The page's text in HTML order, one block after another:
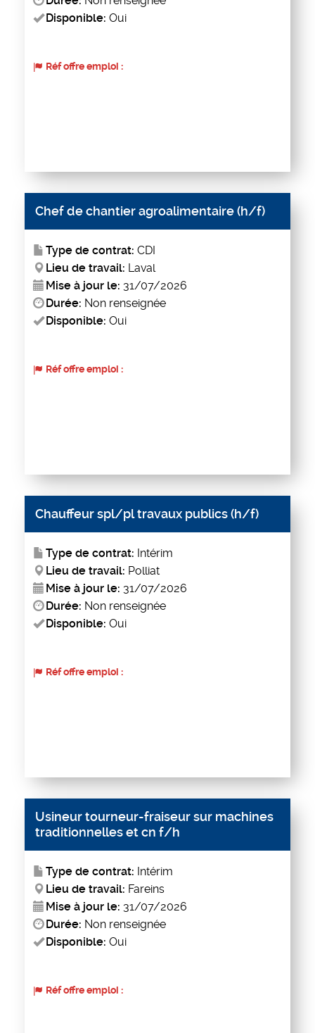
Disponible: Oui
Réf offre emploi :
Chef de chantier agroalimentaire (h/f)
Type de contrat: CDI
Lieu de travail: Laval
Mise à jour le: 31/07/2026
Durée: Non renseignée
Disponible: Oui
Réf offre emploi :
Chauffeur spl/pl travaux publics (h/f)
Type de contrat: Intérim
Lieu de travail: Polliat
Mise à jour le: 31/07/2026
Durée: Non renseignée
Disponible: Oui
Réf offre emploi :
Usineur tourneur-fraiseur sur machines
traditionnelles et cn f/h
Type de contrat: Intérim
Lieu de travail: Fareins
Mise à jour le: 31/07/2026
Durée: Non renseignée
Disponible: Oui
Réf offre emploi :